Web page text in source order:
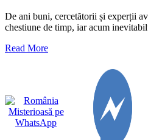
De ani buni, cercetătorii și experții
chestiune de timp, iar acum
Read MoreRead
„Terminator”
sunt
din